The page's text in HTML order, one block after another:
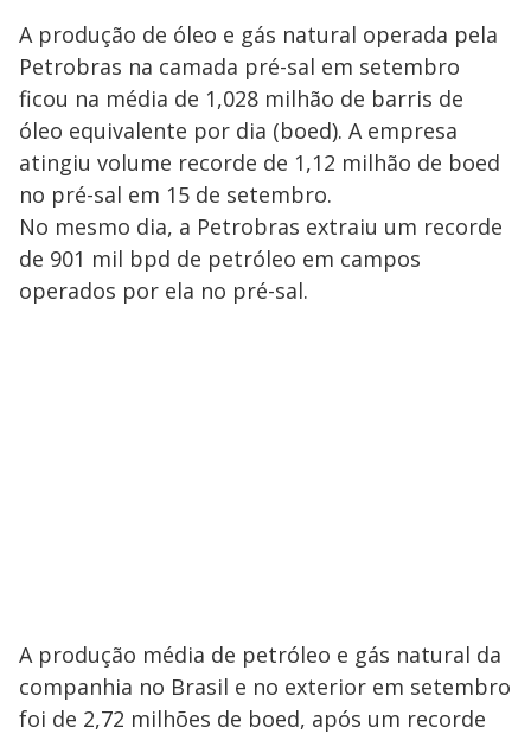
A produção de óleo e gás natural operada pela
Petrobras na camada pré-sal em setembro
ficou na média de 1,028 milhão de barris de
óleo equivalente por dia (boed). A empresa
atingiu volume recorde de 1,12 milhão de boed
no pré-sal em 15 de setembro.
No mesmo dia, a Petrobras extraiu um recorde
de 901 mil bpd de petróleo em campos
operados por ela no pré-sal.
A produção média de petróleo e gás natural da
companhia no Brasil e no exterior em setembro
foi de 2,72 milhões de boed, após um recorde